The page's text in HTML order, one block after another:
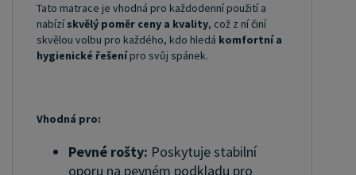
Tato matrace je vhodná pro každodenní použití a
nabízí skvělý poměr ceny a kvality, což z ní činí
skvělou volbu pro každého, kdo hledá komfortní a
hygienické řešenípro svůj spánek.
Vhodná pro:
Pevné rošty: Poskytuje stabilní
oporu na pevném podkladu pro